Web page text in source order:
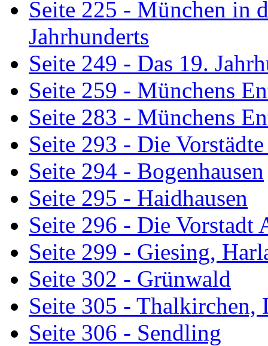
Seite 225 - München in
Jahrhunderts
Seite 249 - Das 19.
Seite 259 - Münchens
Seite 283 - Münchens
Seite 293 - Die
Seite 294 - Bogenhausen
Seite 295 - Haidhausen
Seite 296 - Die Vorstadt
Seite 299 - Giesing,
Seite 302 - Grünwald
Seite 305 - Thalkirchen,
Seite 306 - Sendling